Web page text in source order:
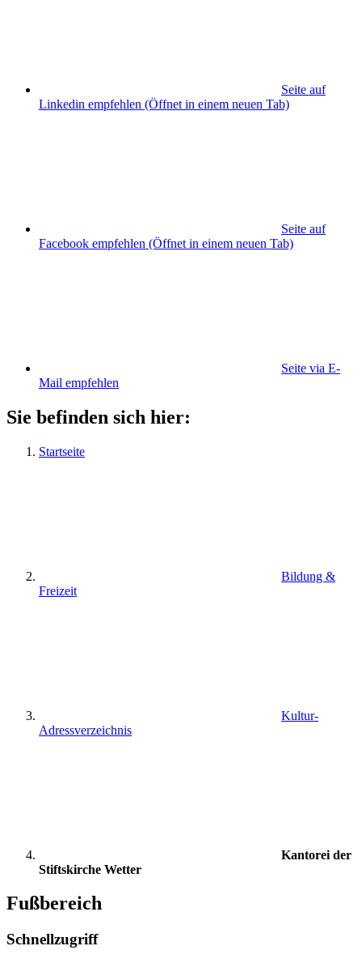
Seite auf
Linkedin empfehlen (Öffnet in einem neuen Tab)
Seite auf
Facebook empfehlen (Öffnet in einem neuen Tab)
Seite via E-
Mail empfehlen
Sie befinden sich hier:
Startseite
Bildung &
Freizeit
Kultur-
Adressverzeichnis
Kantorei der
Stiftskirche Wetter
Fußbereich
Schnellzugriff